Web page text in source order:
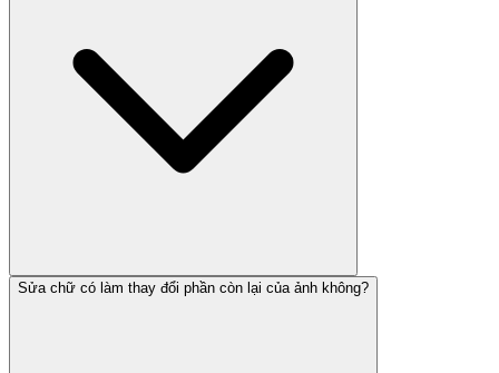
Sửa chữ có làm thay đổi phần còn lại của ảnh không?